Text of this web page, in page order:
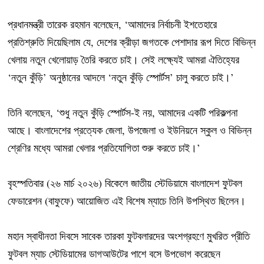
প্রধানমন্ত্রী তারেক রহমান বলেছেন, ‘আমাদের নির্বাচনী ইশতেহারে
প্রতিশ্রুতি দিয়েছিলাম যে, দেশের ক্রীড়া জগতকে পেশাদার রূপ দিতে বিভিন্ন
খেলায় নতুন খেলোয়াড় তৈরি করতে চাই। সেই লক্ষ্যেই আমরা ঐতিহ্যের
‘নতুন কুঁড়ি’ অনুষ্ঠানের আদলে ‘নতুন কুঁড়ি স্পোর্টস’ চালু করতে চাই।’
তিনি বলেছেন, ‘শুধু নতুন কুঁড়ি স্পোর্টস-ই নয়, আমাদের একটি পরিকল্পনা
আছে। বাংলাদেশের প্রত্যেক জেলা, উপজেলা ও ইউনিয়নে স্কুল ও বিভিন্ন
শ্রেণির মধ্যে আমরা খেলার প্রতিযোগিতা শুরু করতে চাই।’
বৃহস্পতিবার (২৬ মার্চ ২০২৬) বিকেলে জাতীয় স্টেডিয়ামে বাংলাদেশ ফুটবল
ফেডারেশন (বাফুফে) আয়োজিত এই বিশেষ ম্যাচে তিনি উপস্থিত ছিলেন।
মহান স্বাধীনতা দিবসে সাবেক তারকা ফুটবলারদের অংশগ্রহণে মুখরিত প্রীতি
ফুটবল ম্যাচ স্টেডিয়ামের ডাগআউটের পাশে বসে উপভোগ করেছেন